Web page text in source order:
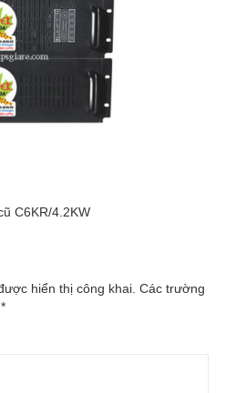
C6KR/4.2KW
hiển thị công khai. Các trường
*